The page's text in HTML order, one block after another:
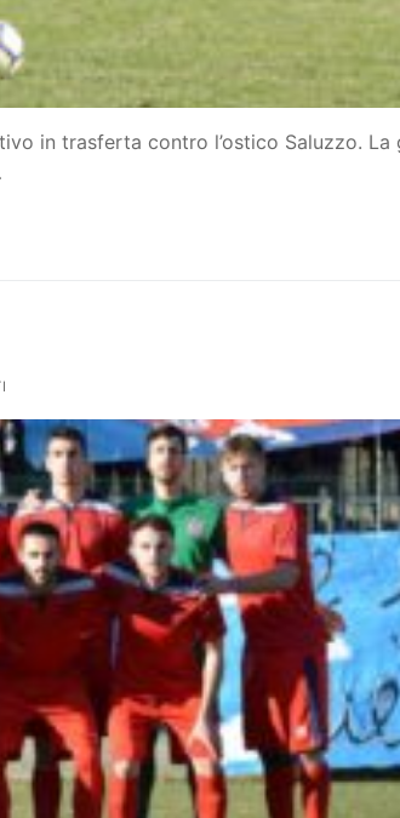
in trasferta contro l’ostico Saluzzo. La